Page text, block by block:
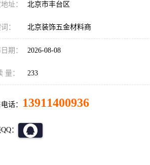
址： 北京市丰台区
： 北京装饰五金材料商
期： 2026-08-08
量： 233
话： 13911400936
：